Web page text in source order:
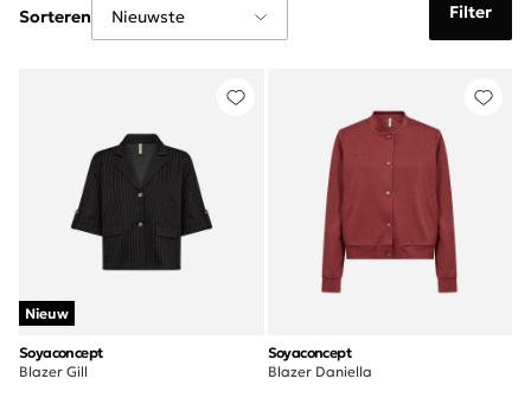
Filter
Sorteren
Nieuw
Soyaconcept
Blazer Gill
Soyaconcept
Blazer Daniella